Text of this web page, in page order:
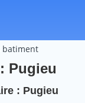
batiment
Pugieu
: Pugieu